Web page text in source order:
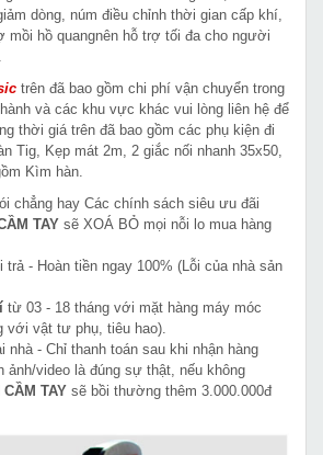
dòng, núm điều chỉnh thời gian cấp khí,
mồi hồ quangnên hỗ trợ tối đa cho người
trên đã bao gồm chi phí vận chuyển trong
và các khu vực khác vui lòng liên hệ để
thời giá trên đã bao gồm các phụ kiện đi
Tig, Kẹp mát 2m, 2 giắc nối nhanh 35x50,
Kìm hàn.
chẳng hay Các chính sách siêu ưu đãi
TAY sẽ XOÁ BỎ mọi nỗi lo mua hàng
trả - Hoàn tiền ngay 100% (Lỗi của nhà sản
từ 03 - 18 tháng với mặt hàng máy móc
với vật tư phụ, tiêu hao).
nhà - Chỉ thanh toán sau khi nhận hàng
ảnh/video là đúng sự thật, nếu không
TAY sẽ bồi thường thêm 3.000.000đ